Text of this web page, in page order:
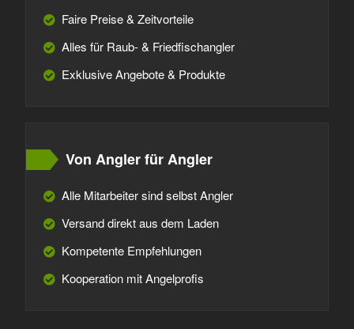
Faire Preise & Zeitvorteile
Alles für Raub- & Friedfischangler
Exklusive Angebote & Produkte
Von Angler für Angler
Alle Mitarbeiter sind selbst Angler
Versand direkt aus dem Laden
Kompetente Empfehlungen
Kooperation mit Angelprofis